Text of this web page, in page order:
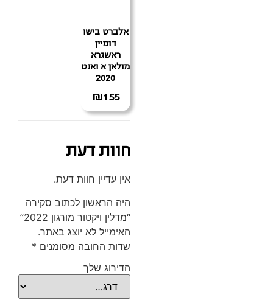
אלברט בישו
דומיין
ראשגרא
מולאן א ואנט
2020
₪155
חוות דעת
אין עדיין חוות דעת.
היה הראשון לכתוב סקירה
“מדלין ויקטור מורגון 2022”
האימייל לא יוצג באתר.
שדות החובה מסומנים *
הדירוג שלך